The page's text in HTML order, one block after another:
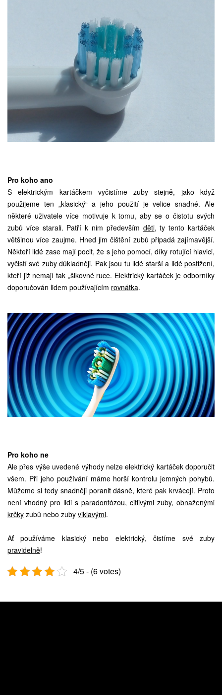
Pro koho ano
S elektrickým kartáčkem vyčistíme zuby stejně, jako když
použijeme ten „klasický“ a jeho použití je velice snadné. Ale
některé uživatele více motivuje k tomu, aby se o čistotu svých
zubů více starali. Patří k nim především děti, ty tento kartáček
většinou více zaujme. Hned jim čištění zubů připadá zajímavější.
Někteří lidé zase mají pocit, že s jeho pomocí, díky rotující hlavici,
vyčistí své zuby důkladněji. Pak jsou tu lidé staršía lidépostižení,
kteří již nemají tak „šikovné ruce. Elektrický kartáček je odborníky
doporučován lidem používajícím rovnátka.
Pro koho ne
Ale přes výše uvedené výhody nelze elektrický kartáček doporučit
všem. Při jeho používání máme horší kontrolu jemných pohybů.
Můžeme si tedy snadněji poranit dásně, které pak krvácejí. Proto
není vhodný pro lidi s paradontózou, citlivými zuby, obnaženými
krčky zubů nebo zuby viklavými.
Ať používáme klasický nebo elektrický, čistíme své zuby
pravidelně!
4/5 - (6 votes)